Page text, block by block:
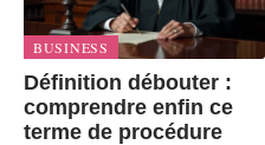
BUSINESS
Définition débouter :
comprendre enfin ce
terme de procédure